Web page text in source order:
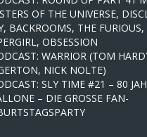
OF THE UNIVERSE,
BACKROOMS, THE FURIOUS,
OBSESSION
WARRIOR (TOM
NICK NOLTE)
SLY TIME #21 – 80
– DIE GROSSE FAN-